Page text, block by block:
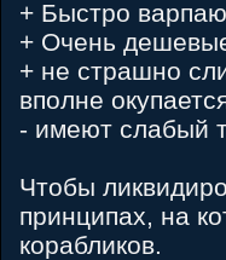
+ Быстро
+ Очень
+ не страшно
вполне
- имеют слабый
Чтобы
принципах, на
корабликов.